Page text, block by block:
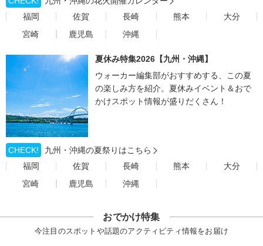
福岡
佐賀 長崎 熊本
大分
宮崎
鹿児島 沖縄
夏休み特集2026【九州・沖縄】
ウォーカー編集部がおすすめする、この夏
の楽しみ方を紹介。夏休みイベント＆おで
かけスポット情報が盛りだくさん！
CHECK!
九州・沖縄の夏祭りはこちら
福岡
佐賀 長崎 熊本
大分
宮崎
鹿児島 沖縄
おでかけ特集
今注目のスポットや話題のアクティビティ情報をお届け